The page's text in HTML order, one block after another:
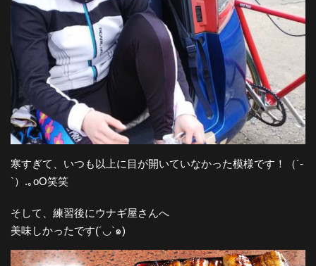
寒すぎて、いつも以上に目が開いていなかった模様です！（´-
`）.｡oO笑笑
そして、練習後にウナギ屋さんへ
美味しかったです(´◡`๑)